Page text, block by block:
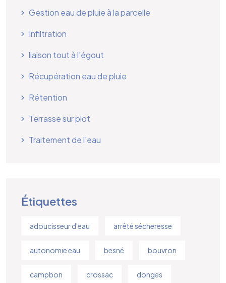
Gestion eau de pluie à la parcelle
Infiltration
liaison tout à l'égout
Récupération eau de pluie
Rétention
Terrasse sur plot
Traitement de l'eau
Étiquettes
adoucisseur d'eau arrêté sécheresse
autonomie eau besné bouvron
campbon crossac donges